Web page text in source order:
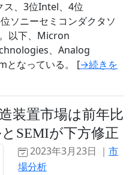
ス、3位Intel、4位
ニーセミコンダクタソ
以下、Micron
、Analog
となっている。 [→続きを
装置市場は前年比
SEMIが下方修正
2023年3月23日 ｜ 市
場分析